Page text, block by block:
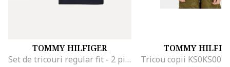
TOMMY HILFIGER
Set de tricouri regular fit - 2 piese, Alb/Albastru inchis
TOMMY
Tricou copii